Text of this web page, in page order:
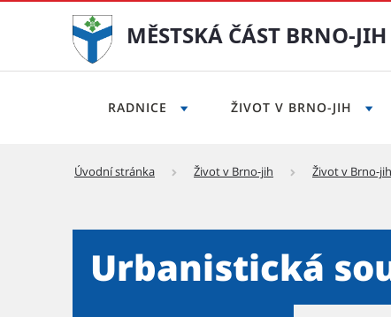
MĚSTSKÁ ČÁST BRNO-JIH
RADNICE ŽIVOT V BRNO-JIH
Úvodní stránka Život v Brno-jih Život v Brno-jih
Urbanistická